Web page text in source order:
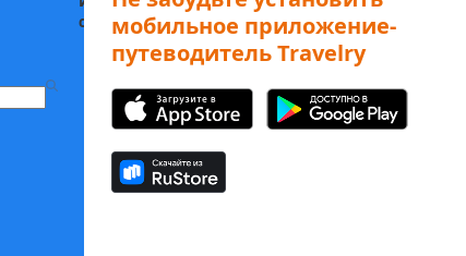
саморазвитии
мобильное приложение-
путеводитель Travelry